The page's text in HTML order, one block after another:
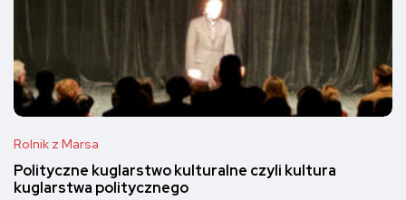
Rolnik z Marsa
Polityczne kuglarstwo kulturalne czyli kultura
kuglarstwa politycznego